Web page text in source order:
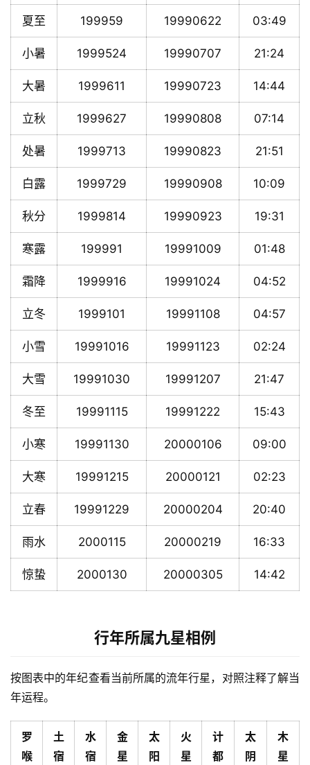
夏至 199959 19990622 03:49
小暑 1999524 19990707 21:24
大暑 1999611 19990723 14:44
立秋 1999627 19990808 07:14
处暑 1999713 19990823 21:51
白露 1999729 19990908 10:09
秋分 1999814 19990923 19:31
寒露 199991 19991009 01:48
霜降 1999916 19991024 04:52
立冬 1999101 19991108 04:57
小雪 19991016 19991123 02:24
大雪 19991030 19991207 21:47
冬至 19991115 19991222 15:43
小寒 19991130 20000106 09:00
大寒 19991215 20000121 02:23
立春 19991229 20000204 20:40
雨水 2000115 20000219 16:33
惊蛰 2000130 20000305 14:42
行年所属九星相例
按图表中的年纪查看当前所属的流年行星，对照注释了解当
年运程。
罗
喉
土
宿
水
宿
金
星
太
阳
火
星
计
都
太
阴
木
星